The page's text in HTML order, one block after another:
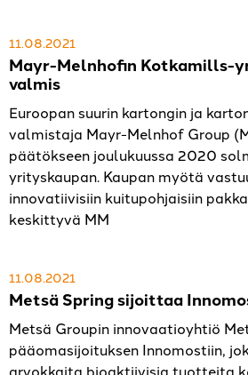
Mayr-Melnhofin Kotkamills-
valmis
11.08.2021
Euroopan suurin kartongin ja
valmistaja Mayr-Melnhof Group
päätökseen joulukuussa 2020
yrityskaupan. Kaupan myötä
innovatiivisiin kuitupohjaisiin
keskittyvä MM
Metsä Spring sijoittaa
11.08.2021
Metsä Groupin innovaatioyhtiö
pääomasijoituksen Innomostiin,
arvokkaita bioaktiivisia tuotteita